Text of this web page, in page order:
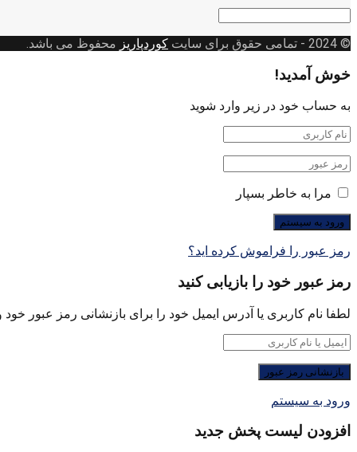
دسته
© 2024
- تمامی حقوق برای سایت کوردپاریز محفوظ می باشد.
خوش آمدید!
به حساب خود در زیر وارد شوید
مرا به خاطر بسپار
رمز عبور را فراموش کرده اید؟
رمز عبور خود را بازیابی کنید
لطفا نام کاربری یا آدرس ایمیل خود را برای بازنشانی رمز عبور خود
ورود به سیستم
افزودن لیست پخش جدید